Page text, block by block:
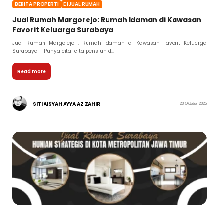
BERITA PROPERTI DIJUAL RUMAH
Jual Rumah Margorejo: Rumah Idaman di Kawasan
Favorit Keluarga Surabaya
Jual Rumah Margorejo : Rumah Idaman di Kawasan Favorit Keluarga
Surabaya – Punya cita-cita pensiun d...
Read more
SITI AISYAH AYYA AZ ZAHIR 20 Oktober 2025